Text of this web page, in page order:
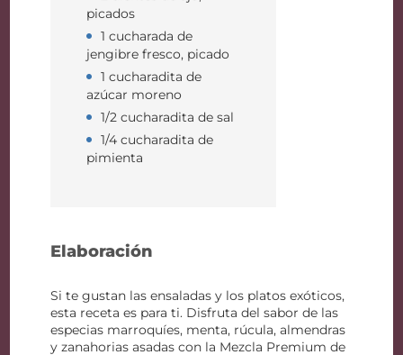
picados
1 cucharada de
jengibre fresco, picado
1 cucharadita de
azúcar moreno
1/2 cucharadita de sal
1/4 cucharadita de
pimienta
Elaboración
Si te gustan las ensaladas y los platos exóticos,
esta receta es para ti. Disfruta del sabor de las
especias marroquíes, menta, rúcula, almendras
y zanahorias asadas con la Mezcla Premium de